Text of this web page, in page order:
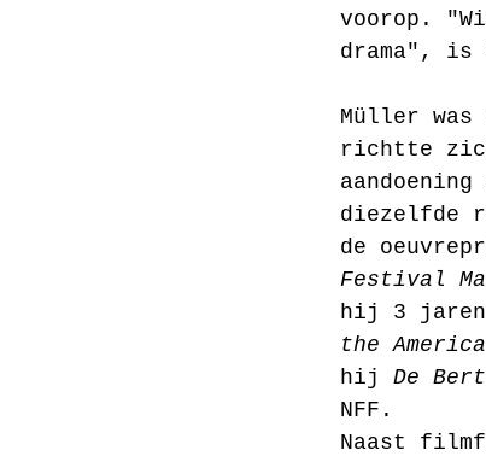
voorop.
drama", is
Müller
richtte
diezelfde
de
Festival
hij 3 jaren
the
hij De
NFF.
Naast